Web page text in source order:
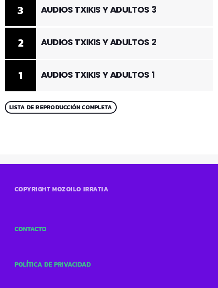
1 AUDIOS TXIKIS Y ADULTOS 1
2 AUDIOS TXIKIS Y ADULTOS 2
3 AUDIOS TXIKIS Y ADULTOS 3
LISTA DE REPRODUCCIÓN COMPLETA
COPYRIGHT MOZOILO IRRATIA
CONTACTO
POLÍTICA DE PRIVACIDAD